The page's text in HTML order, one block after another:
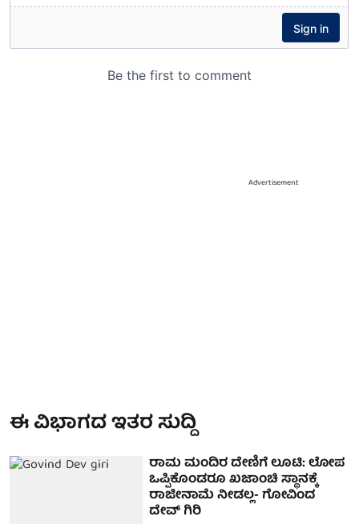
Advertisement
ಈ ವಿಭಾಗದ ಇತರ ಸುದ್ದಿ
ರಾಮ ಮಂದಿರ ದೇಣಿಗೆ ಲೂಟಿ: ಲೋಪ
ಒಪ್ಪಿಕೊಂಡರೂ ಖಜಾಂಚಿ ಸ್ಥಾನಕ್ಕೆ
ರಾಜೀನಾಮೆ ನೀಡಲ್ಲ- ಗೋವಿಂದ
ದೇವ್ ಗಿರಿ